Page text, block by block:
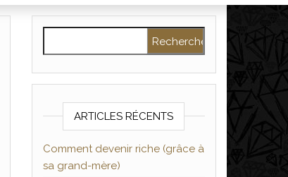
ARTICLES RÉCENTS
Comment devenir riche (grâce à
sa grand-mère)